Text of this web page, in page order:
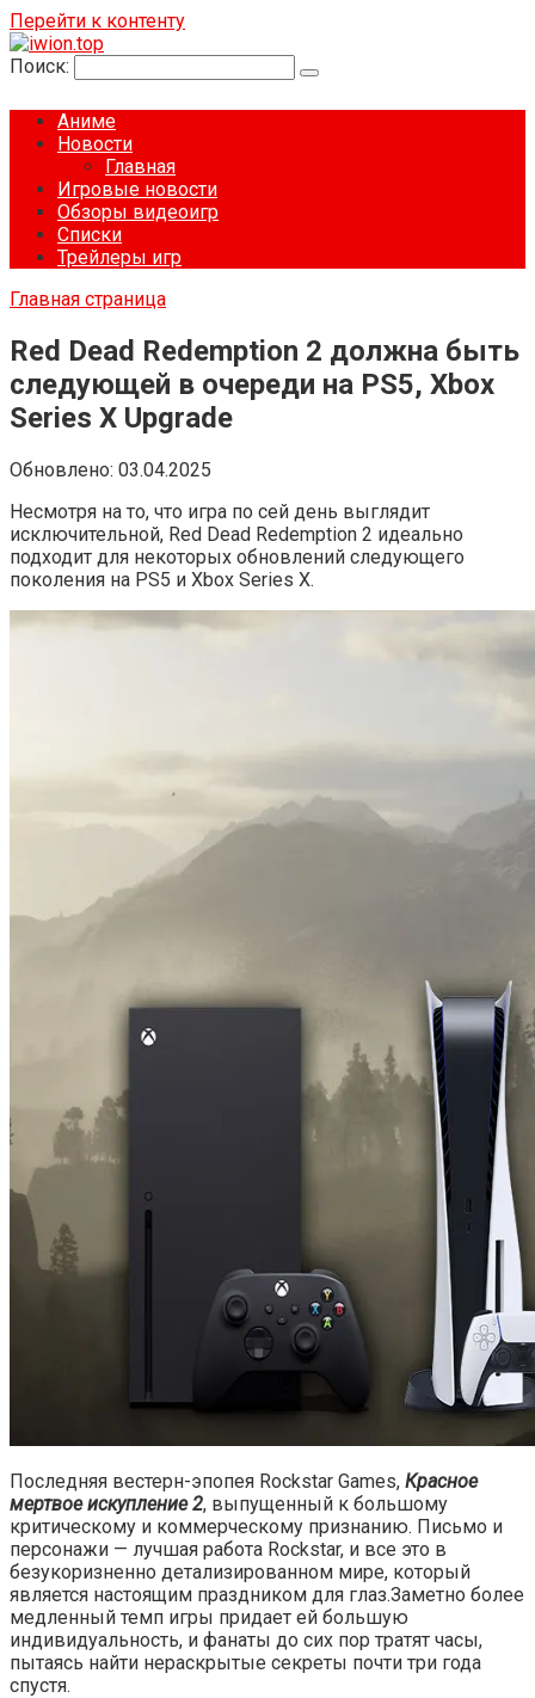
Перейти к контенту
Поиск:
Аниме
Новости
Главная
Игровые новости
Обзоры видеоигр
Списки
Трейлеры игр
Главная страница
Red Dead Redemption 2 должна быть
следующей в очереди на PS5, Xbox
Series X Upgrade
Обновлено: 03.04.2025
Несмотря на то, что игра по сей день выглядит
исключительной, Red Dead Redemption 2 идеально
подходит для некоторых обновлений следующего
поколения на PS5 и Xbox Series X.
Последняя вестерн-эпопея Rockstar Games, Красное
мертвое искупление 2, выпущенный к большому
критическому и коммерческому признанию. Письмо и
персонажи — лучшая работа Rockstar, и все это в
безукоризненно детализированном мире, который
является настоящим праздником для глаз.Заметно более
медленный темп игры придает ей большую
индивидуальность, и фанаты до сих пор тратят часы,
пытаясь найти нераскрытые секреты почти три года
спустя.